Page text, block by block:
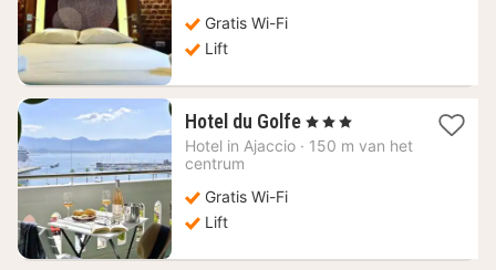
Gratis Wi-Fi
Lift
Hotel du Golfe 1
nacht
, 3 Sterren
Hotel in Ajaccio · 150 m van het
centrum
Gratis Wi-Fi
Lift